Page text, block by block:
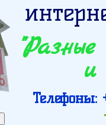
и
Телефоны: